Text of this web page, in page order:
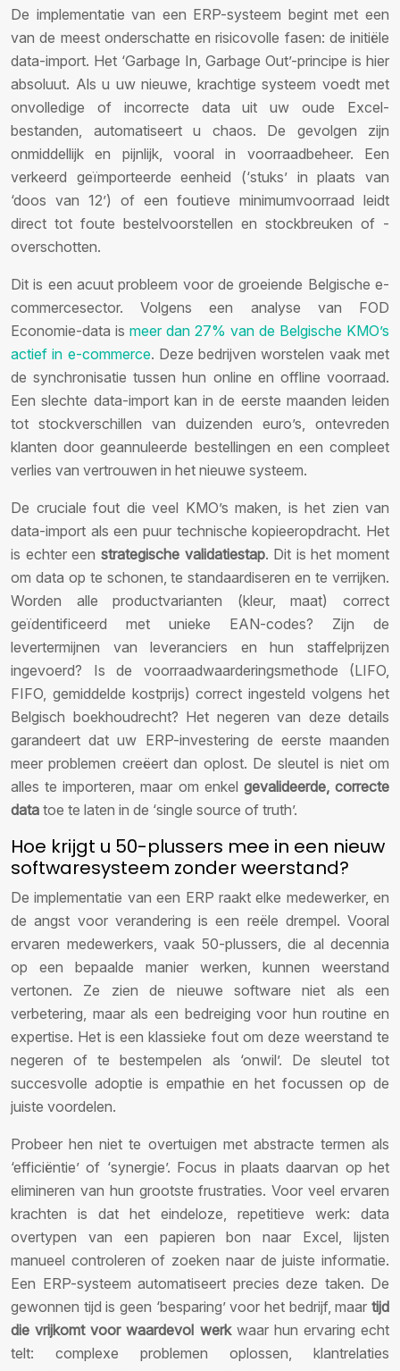
De implementatie van een ERP-systeem begint met een
van de meest onderschatte en risicovolle fasen: de initiële
data-import. Het ‘Garbage In, Garbage Out’-principe is hier
absoluut. Als u uw nieuwe, krachtige systeem voedt met
onvolledige of incorrecte data uit uw oude Excel-
bestanden, automatiseert u chaos. De gevolgen zijn
onmiddellijk en pijnlijk, vooral in voorraadbeheer. Een
verkeerd geïmporteerde eenheid (‘stuks’ in plaats van
‘doos van 12’) of een foutieve minimumvoorraad leidt
direct tot foute bestelvoorstellen en stockbreuken of -
overschotten.
Dit is een acuut probleem voor de groeiende Belgische e-
commercesector. Volgens een analyse van FOD
Economie-data is meer dan 27% van de Belgische KMO’s
actief in e-commerce. Deze bedrijven worstelen vaak met
de synchronisatie tussen hun online en offline voorraad.
Een slechte data-import kan in de eerste maanden leiden
tot stockverschillen van duizenden euro’s, ontevreden
klanten door geannuleerde bestellingen en een compleet
verlies van vertrouwen in het nieuwe systeem.
De cruciale fout die veel KMO’s maken, is het zien van
data-import als een puur technische kopieeropdracht. Het
is echter een strategische validatiestap. Dit is het moment
om data op te schonen, te standaardiseren en te verrijken.
Worden alle productvarianten (kleur, maat) correct
geïdentificeerd met unieke EAN-codes? Zijn de
levertermijnen van leveranciers en hun staffelprijzen
ingevoerd? Is de voorraadwaarderingsmethode (LIFO,
FIFO, gemiddelde kostprijs) correct ingesteld volgens het
Belgisch boekhoudrecht? Het negeren van deze details
garandeert dat uw ERP-investering de eerste maanden
meer problemen creëert dan oplost. De sleutel is niet om
alles te importeren, maar om enkel gevalideerde, correcte
data toe te laten in de ‘single source of truth’.
Hoe krijgt u 50-plussers mee in een nieuw
softwaresysteem zonder weerstand?
De implementatie van een ERP raakt elke medewerker, en
de angst voor verandering is een reële drempel. Vooral
ervaren medewerkers, vaak 50-plussers, die al decennia
op een bepaalde manier werken, kunnen weerstand
vertonen. Ze zien de nieuwe software niet als een
verbetering, maar als een bedreiging voor hun routine en
expertise. Het is een klassieke fout om deze weerstand te
negeren of te bestempelen als ‘onwil’. De sleutel tot
succesvolle adoptie is empathie en het focussen op de
juiste voordelen.
Probeer hen niet te overtuigen met abstracte termen als
‘efficiëntie’ of ‘synergie’. Focus in plaats daarvan op het
elimineren van hun grootste frustraties. Voor veel ervaren
krachten is dat het eindeloze, repetitieve werk: data
overtypen van een papieren bon naar Excel, lijsten
manueel controleren of zoeken naar de juiste informatie.
Een ERP-systeem automatiseert precies deze taken. De
gewonnen tijd is geen ‘besparing’ voor het bedrijf, maar tijd
die vrijkomt voor waardevol werkwaar hun ervaring echt
telt: complexe problemen oplossen, klantrelaties